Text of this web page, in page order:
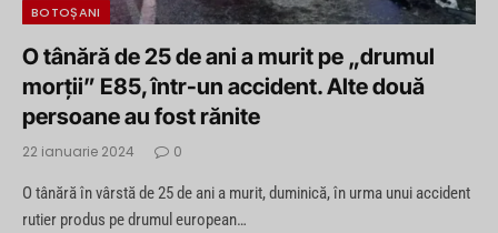
BOTOȘANI
O tânără de 25 de ani a murit pe „drumul
morții” E85, într-un accident. Alte două
persoane au fost rănite
22 ianuarie 2024 0
O tânără în vârstă de 25 de ani a murit, duminică, în urma unui accident
rutier produs pe drumul european…